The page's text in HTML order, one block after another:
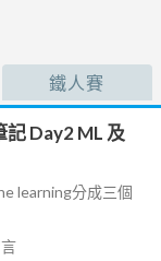
鐵人賽
Day2 ML 及
learning分成三個